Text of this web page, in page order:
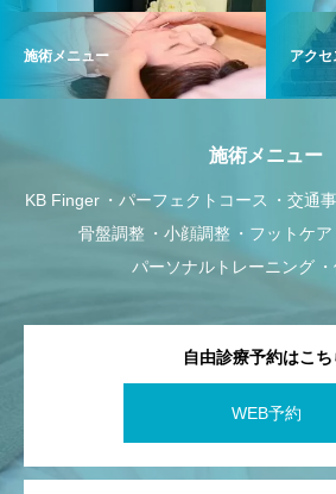
施術メニュー アクセ
施術メニュー
KB Finger パーフェクトコース 交通
骨盤調整
小顔調整 フットケア
パーソナルトレーニング
自由診療予約はこち
WEB予約